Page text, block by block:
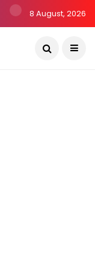
8 August, 2026